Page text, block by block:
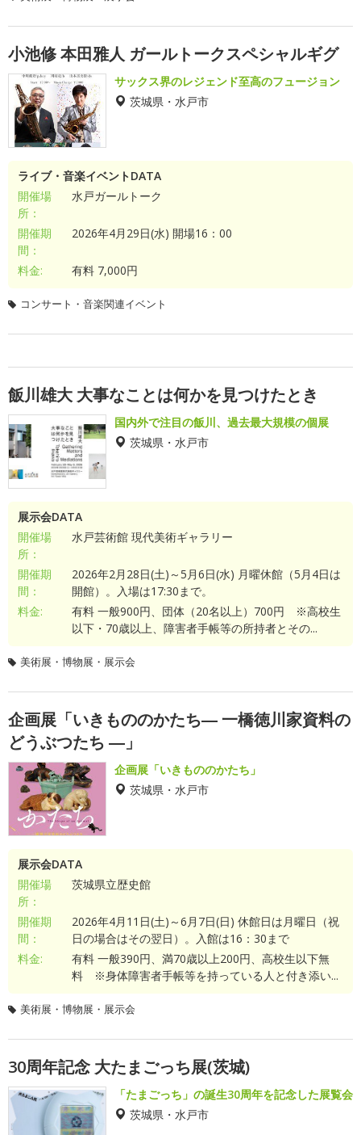
小池修 本田雅人 ガールトークスペシャルギグ
サックス界のレジェンド至高のフュージョン
茨城県・水戸市
ライブ・音楽イベントDATA
開催場
所：
水戸ガールトーク
開催期
間：
2026年4月29日(水) 開場16：00
料金: 有料 7,000円
コンサート・音楽関連イベント
飯川雄大 大事なことは何かを見つけたとき
国内外で注目の飯川、過去最大規模の個展
茨城県・水戸市
展示会DATA
開催場
所：
水戸芸術館 現代美術ギャラリー
開催期
間：
2026年2月28日(土)～5月6日(水) 月曜休館（5月4日は
開館）。入場は17:30まで。
料金:
有料 一般900円、団体（20名以上）700円 ※高校生
以下・70歳以上、障害者手帳等の所持者とその...
美術展・博物展・展示会
企画展「いきもののかたち― 一橋徳川家資料の
どうぶつたち ―」
企画展「いきもののかたち」
茨城県・水戸市
展示会DATA
開催場
所：
茨城県立歴史館
開催期
間：
2026年4月11日(土)～6月7日(日) 休館日は月曜日（祝
日の場合はその翌日）。入館は16：30まで
料金:
有料 一般390円、満70歳以上200円、高校生以下無
料 ※身体障害者手帳等を持っている人と付き添い...
美術展・博物展・展示会
30周年記念 大たまごっち展(茨城)
「たまごっち」の誕生30周年を記念した展覧会
茨城県・水戸市